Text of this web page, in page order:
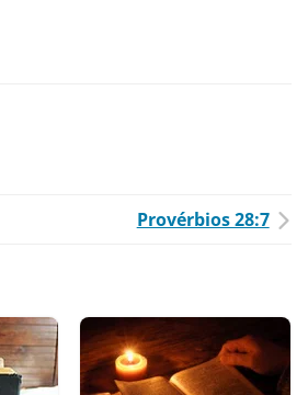
Provérbios 28:7